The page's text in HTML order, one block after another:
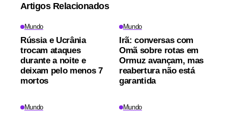
Artigos Relacionados
Mundo
Rússia e Ucrânia
trocam ataques
durante a noite e
deixam pelo menos 7
mortos
Mundo
Irã: conversas com
Omã sobre rotas em
Ormuz avançam, mas
reabertura não está
garantida
Mundo Mundo